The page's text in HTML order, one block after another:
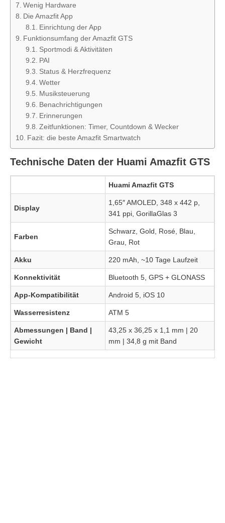
Wenig Hardware
Die Amazfit App
Einrichtung der App
Funktionsumfang der Amazfit GTS
Sportmodi & Aktivitäten
PAI
Status & Herzfrequenz
Wetter
Musiksteuerung
Benachrichtigungen
Erinnerungen
Zeitfunktionen: Timer, Countdown & Wecker
Fazit: die beste Amazfit Smartwatch
Technische Daten der Huami Amazfit GTS
Huami Amazfit GTS
Display
1,65″ AMOLED, 348 x 442 p,
341 ppi, GorillaGlas 3
Farben
Schwarz, Gold, Rosé, Blau,
Grau, Rot
Akku 220 mAh, ~10 Tage Laufzeit
Konnektivität Bluetooth 5, GPS + GLONASS
App-Kompatibilität Android 5, iOS 10
Wasserresistenz ATM 5
Abmessungen | Band |
Gewicht
43,25 x 36,25 x 1,1 mm | 20
mm | 34,8 g mit Band